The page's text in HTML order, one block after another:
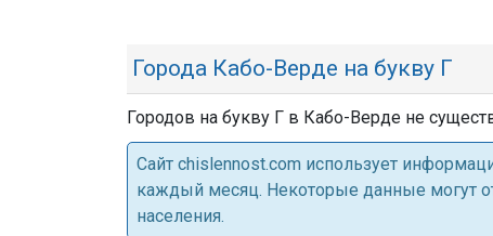
Города Кабо-Верде на букву Г
Городов на букву Г в Кабо-Верде не
Cайт chislennost.com использует
каждый месяц. Некоторые данные могут
населения.